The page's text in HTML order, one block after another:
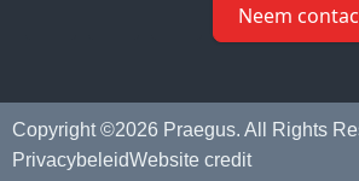
Copyright ©2026 Praegus. All Rights
PrivacybeleidWebsite credit
Neem